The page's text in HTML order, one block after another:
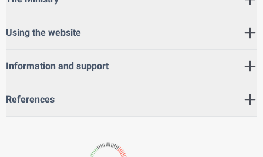
Using the website
Information and support
References